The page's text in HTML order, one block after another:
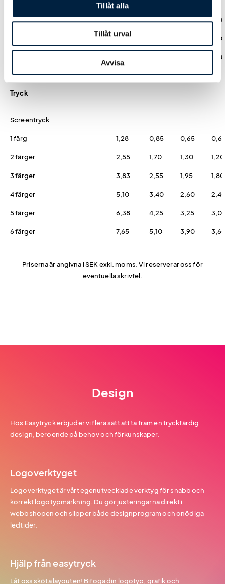
Tillåt alla
Tillåt urval
Avvisa
Ladda upp tryckoriginal 0,00 0,00 0,00
0,00
Tryck
Screentryck
1 färg 1,28 0,85 0,65
2 färger 2,55 1,70 1,30 1,20
3 färger 3,83 2,55 1,95 1,80
4 färger 5,10 3,40 2,60
5 färger 6,38 4,25 3,25
6 färger 7,65 5,10 3,90
Priserna är angivna i SEK exkl. moms. Vi reserverar oss för
eventuella skrivfel.
Design
Hos Easytryck erbjuder vi flera sätt att ta fram en tryckfärdig
design, beroende på behov och förkunskaper.
Logoverktyget
Logoverktyget är vårt egenutvecklade verktyg för snabb och
korrekt logotypmärkning. Du gör justeringarna direkt i
webbshopen och slipper både designprogram och onödiga
ledtider.
Hjälp från easytryck
Låt oss sköta layouten! Bifoga din logotyp, grafik och